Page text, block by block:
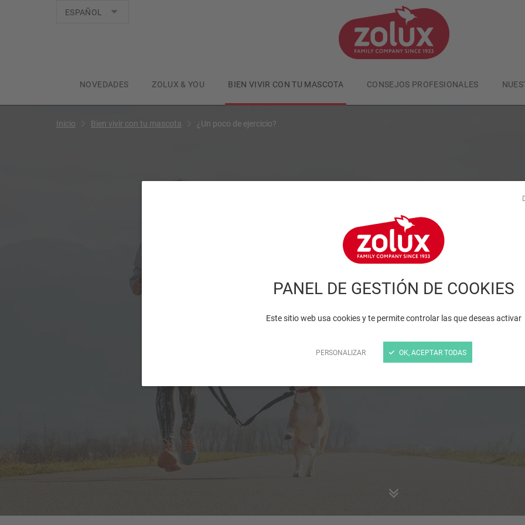
PANEL DE GESTIÓN DE COOKIES
Este sitio web usa cookies y te permite controlar las que deseas activar
PERSONALIZAR OK, ACEPTAR TODAS
NOVEDADES ZOLUX & YOU BIEN VIVIR CON TU MASCOTA CONSEJOS PROFESIONALES
Idiomas
ESPAÑOL
Inicio Bien vivir con tu mascota ¿Un poco de ejercicio?
¿Un poco de